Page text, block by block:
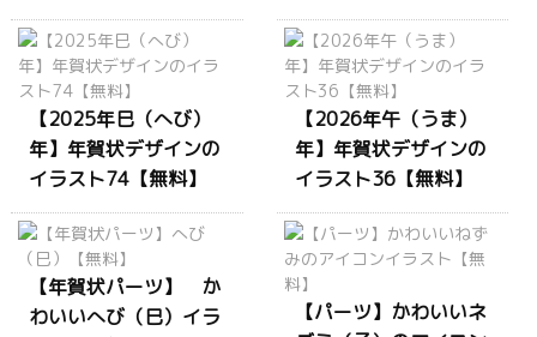
【2025年巳（へび）
年】年賀状デザインの
イラスト74【無料】
【2026年午（うま）
年】年賀状デザインの
イラスト36【無料】
【年賀状パーツ】 か
わいいへび（巳）イラ
【パーツ】かわいいネ